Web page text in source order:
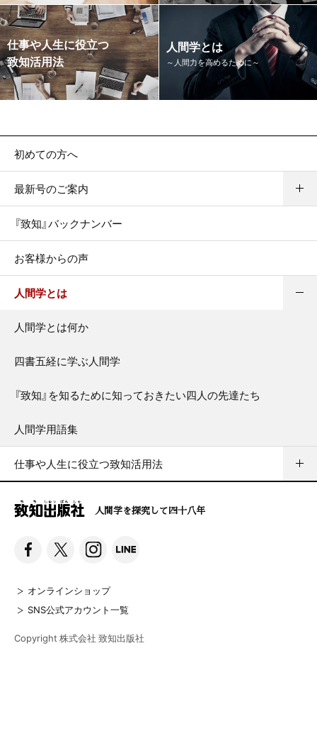
仕事や人生に役立つ
致知活用法
人間学とは
～人間力を高めるために～
初めての方へ
最新号のご案内
『致知』バックナンバー
お客様からの声
人間学とは
人間学とは何か
四書五経に学ぶ人間学
『致知』を知るために知っておきたい四人の先達たち
人間学用語集
仕事や人生に役立つ致知活用法
人間学を探究して四十八年
オンラインショップ
SNS公式アカウント一覧
Copyright 株式会社 致知出版社